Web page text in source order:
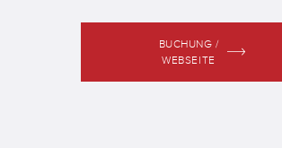
BUCHUNG /
WEBSEITE